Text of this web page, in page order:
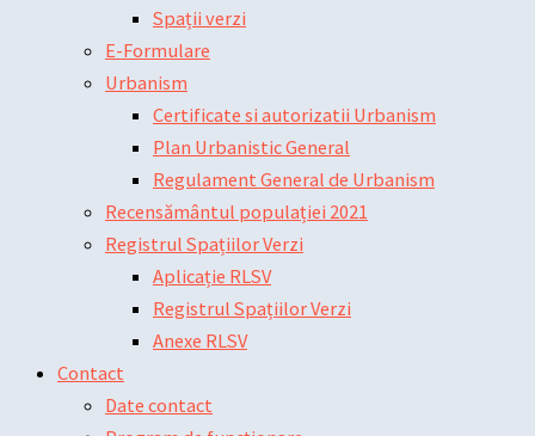
Spații verzi
E-Formulare
Urbanism
Certificate si autorizatii Urbanism
Plan Urbanistic General
Regulament General de Urbanism
Recensământul populației 2021
Registrul Spațiilor Verzi
Aplicație RLSV
Registrul Spațiilor Verzi
Anexe RLSV
Contact
Date contact